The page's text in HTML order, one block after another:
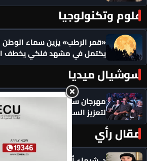
علوم وتكنولوجيا
«قمر الرطب» يزين سماء الوطن
يكتمل في مشهد فلكي يخطف
سوشيال ميديا
مهرجان سيمفوني للفنون يكرم
لتعزيز السلام
مقال رأي